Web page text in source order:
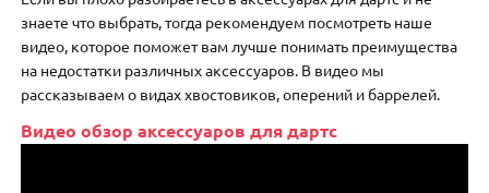
знаете что выбрать, тогда рекомендуем посмотреть наше
видео, которое поможет вам лучше понимать преимущества
на недостатки различных аксессуаров. В видео мы
рассказываем о видах хвостовиков, оперений и баррелей.
Видео обзор аксессуаров для дартс